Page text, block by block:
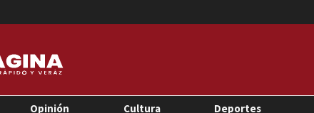
Opinión Cultura Deportes